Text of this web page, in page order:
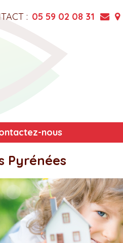
: 05 59 02 08 31
nous
Pyrénées